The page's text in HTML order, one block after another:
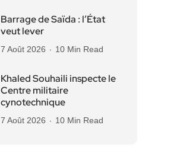
Barrage de Saïda : l’État
veut lever
7 Août 2026 10 Min Read
Khaled Souhaili inspecte le
Centre militaire
cynotechnique
7 Août 2026 10 Min Read